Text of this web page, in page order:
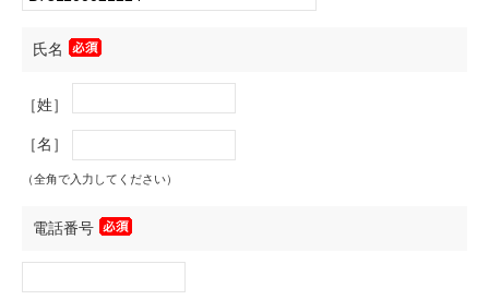
氏名
［姓］
［名］
（全角で入力してください）
電話番号